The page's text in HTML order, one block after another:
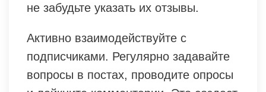
не забудьте указать их отзывы.
Активно взаимодействуйте с
подписчиками. Регулярно задавайте
вопросы в постах, проводите опросы